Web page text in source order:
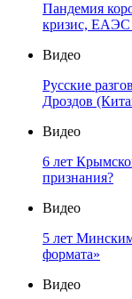
Пандемия
кризис, ЕАЭС
Видео
Русские
Дроздов
Видео
6 лет
признания?
Видео
5 лет
формата»
Видео